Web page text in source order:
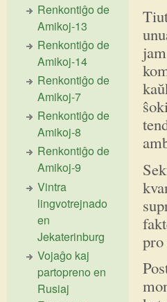
pro
Renkontiĝo de
Amikoj-13
Renkontiĝo de
Amikoj-14
Renkontiĝo de
Amikoj-7
Renkontiĝo de
Amikoj-8
Renkontiĝo de
Amikoj-9
Vintra
lingvotrejnado
en
Jekaterinburg
Vojaĝo kaj
partopreno en
Rusiaj